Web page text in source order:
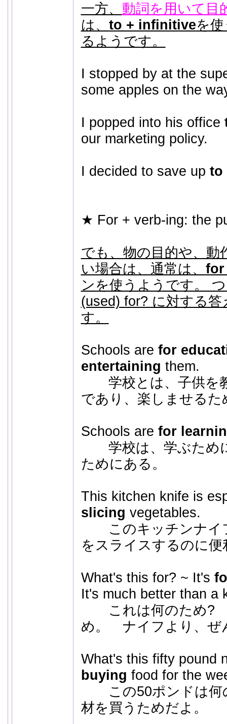
一方、 動詞を用いて目
は、 to + infinitiveを
るようです。
I stopped by at the
some apples on the
I popped into his office
our marketing policy.
I decided to save up to
★ For + verb-ing: the
でも、物の目的や、動
い場合は、通常は、 for
ンを使うようです。
(used) for? に対する
す。
Schools are for
entertaining them.
学校とは、子供を
であり、楽しませる
Schools are for
学校は、学ぶため
ためにある。
This kitchen knife is
slicing vegetables.
このキッチンナイ
をスライスするのに便
What's this for? ~ It's
It's much better than a
これは何のため?
め。 ナイフより、ぜ
What's this fifty pound
buying food for the
この50ポンドは何
材を買うためだよ。